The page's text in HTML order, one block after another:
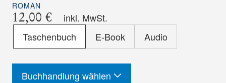
ROMAN
12,00 €
inkl. MwSt.
Taschenbuch E-Book Audio
Buchhandlung wählen